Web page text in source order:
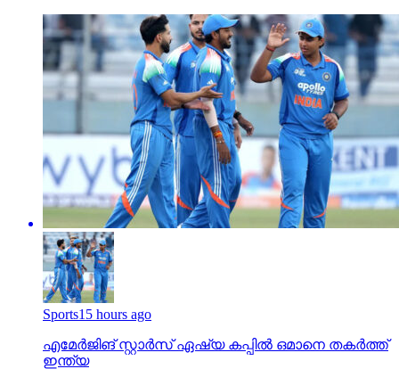
Sports15 hours ago
എമേര്‍ജിങ് സ്റ്റാര്‍സ് ഏഷ്യ കപ്പില്‍ ഒമാനെ തകര്‍ത്ത്
ഇന്ത്യ